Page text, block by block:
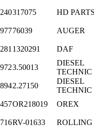
317075 HD
76039 AUGER
1320291 DAF
3.50013
DIESEL
TECHNIC
2.27150
DIESEL
TECHNIC
OR218019 OREX
RV-01633 ROLLING